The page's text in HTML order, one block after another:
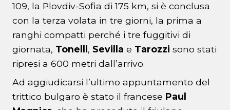
109, la Plovdiv-Sofia di 175 km, si è conclusa
con la terza volata in tre giorni, la prima a
ranghi compatti perché i tre fuggitivi di
giornata, Tonelli, Sevilla e Tarozzi sono stati
ripresi a 600 metri dall’arrivo.
Ad aggiudicarsi l’ultimo appuntamento del
trittico bulgaro è stato il francese Paul